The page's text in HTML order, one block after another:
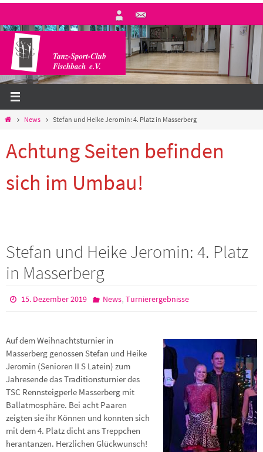
springen
StartNews Stefan und Heike Jeromin: 4. Platz in Masserberg
Achtung Seiten befinden
sich im Umbau!
Stefan und Heike Jeromin: 4. Platz
in Masserberg
15. Dezember 2019 News, Turnierergebnisse
Auf dem Weihnachtsturnier in
Masserberg genossen Stefan und Heike
Jeromin (Senioren II S Latein) zum
Jahresende das Traditionsturnier des
TSC Rennsteigperle Masserberg mit
Ballatmosphäre. Bei acht Paaren
zeigten sie ihr Können und konnten sich
mit dem 4. Platz dicht ans Treppchen
herantanzen. Herzlichen Glückwunsch!